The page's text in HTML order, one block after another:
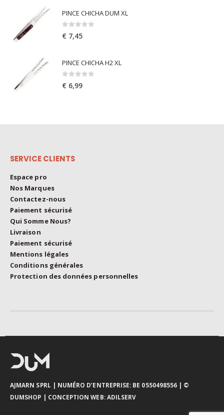
PINCE CHICHA DUM XL
0out of 5
€ 7,45
PINCE CHICHA H2 XL
0out of 5
€ 6,99
SERVICE CLIENTS
Espace pro
Nos Marques
Contactez-nous
Paiement sécurisé
Qui Somme Nous?
Livraison
Paiement sécurisé
Mentions légales
Conditions générales
Protection des données personnelles
AJMARN SPRL | NUMÉRO D’ENTREPRISE: BE 0550498556 | ©
DUMSHOP | CONCEPTION WEB: ADILSERV